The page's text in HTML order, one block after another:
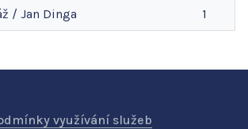
/ Jan Dinga 1
využívání služeb